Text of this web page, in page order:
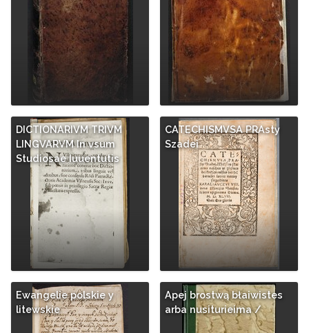
DICTIONARIVM TRIVM
LINGVARVM In vsum
Studiosae Iuuentutis
CATECHISMVSA PRAsty
Szadei
Ewangelie polskie y
litewskie
Apej brostwą błaiwistes
arba nusiturieima /